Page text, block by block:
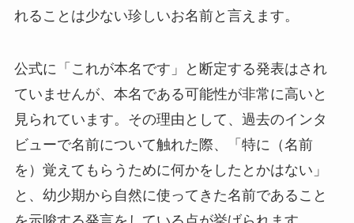
れることは少ない珍しいお名前と言えます。
公式に「これが本名です」と断定する発表はされ
ていませんが、本名である可能性が非常に高いと
見られています。その理由として、過去のインタ
ビューで名前について触れた際、「特に（名前
を）覚えてもらうために何かをしたとかはない」
と、幼少期から自然に使ってきた名前であること